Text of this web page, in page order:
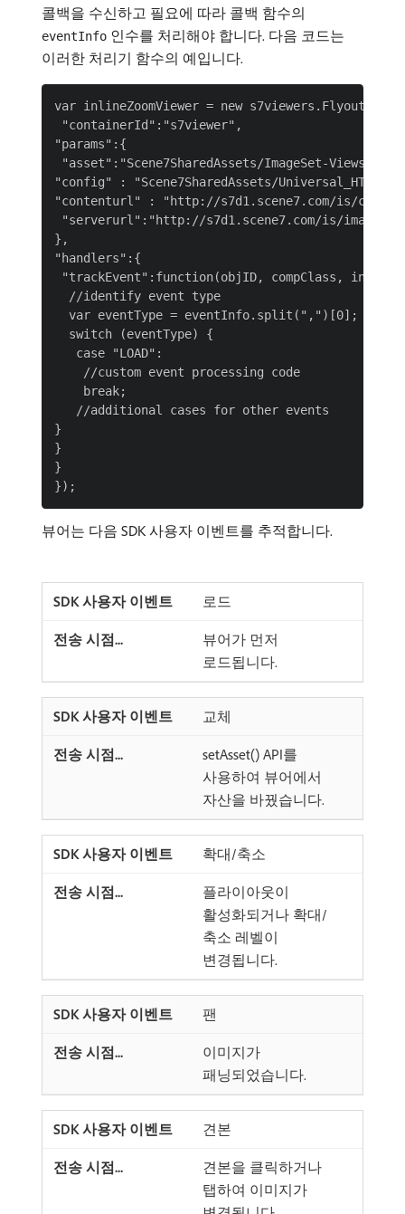
콜백을 수신하고 필요에 따라 콜백 함수의
eventInfo 인수를 처리해야 합니다. 다음 코드는
이러한 처리기 함수의 예입니다.
var inlineZoomViewer = new
"containerId":"s7viewer",
"params":{
"asset":"Scene7SharedAssets/ImageSet-Views-
"config" : "Scene7SharedAssets/
"contenturl" : "http://s7d1.scene7.com/is/
"serverurl":"http://s7d1.scene7.com/is/image/"
},
"handlers":{
"trackEvent":function(objID, compClass,
  //identify event type
  var eventType = eventInfo.split(",")[0];
  switch (eventType) {
   case "LOAD":
    //custom event processing code
    break;
   //additional cases for other events
}
}
}
뷰어는 다음 SDK 사용자 이벤트를 추적합니다.
로드
뷰어가 먼저
로드됩니다.
교체
setAsset() API를
사용하여 뷰어에서
자산을 바꿨습니다.
확대/축소
플라이아웃이
활성화되거나 확대/
축소 레벨이
변경됩니다.
팬
이미지가
패닝되었습니다.
견본
견본을 클릭하거나
탭하여 이미지가